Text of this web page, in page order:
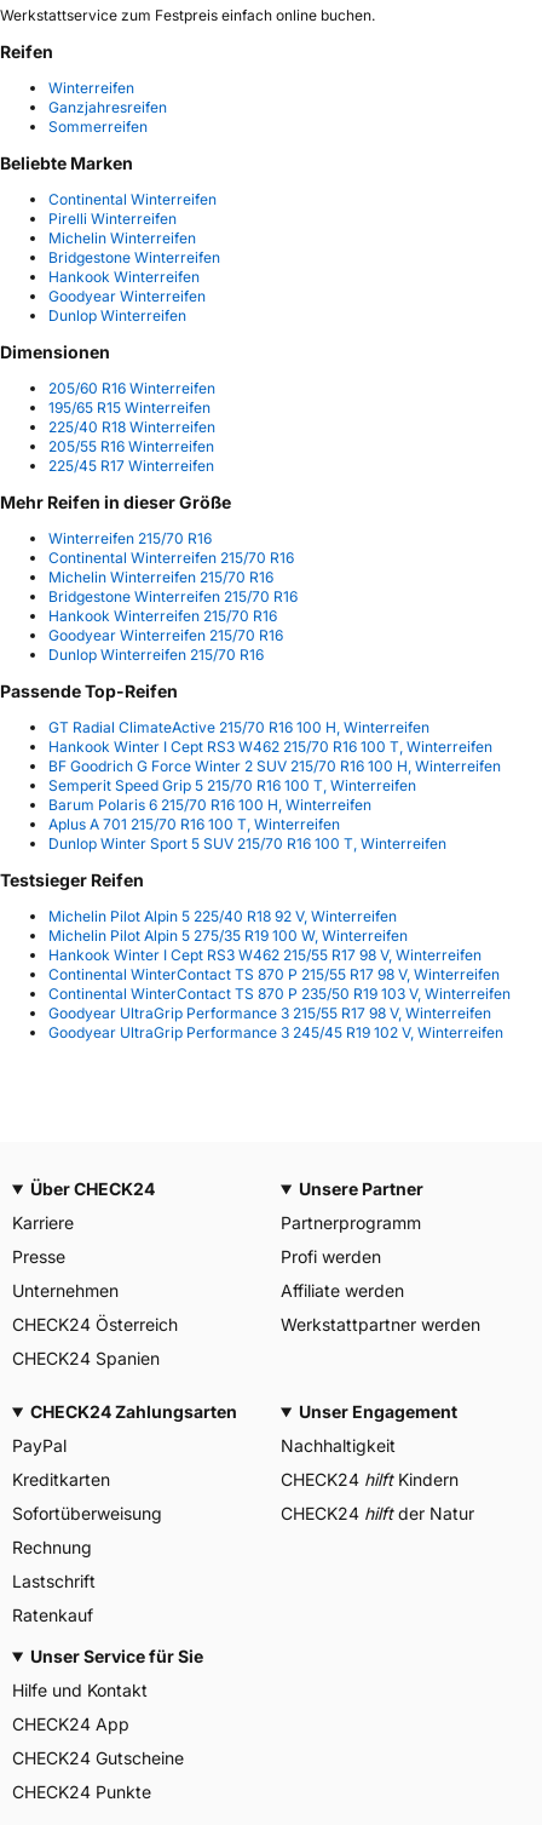
Werkstattservice zum Festpreis einfach online buchen.
Reifen
Winterreifen
Ganzjahresreifen
Sommerreifen
Beliebte Marken
Continental Winterreifen
Pirelli Winterreifen
Michelin Winterreifen
Bridgestone Winterreifen
Hankook Winterreifen
Goodyear Winterreifen
Dunlop Winterreifen
Dimensionen
205/60 R16 Winterreifen
195/65 R15 Winterreifen
225/40 R18 Winterreifen
205/55 R16 Winterreifen
225/45 R17 Winterreifen
Mehr Reifen in dieser Größe
Winterreifen 215/70 R16
Continental Winterreifen 215/70 R16
Michelin Winterreifen 215/70 R16
Bridgestone Winterreifen 215/70 R16
Hankook Winterreifen 215/70 R16
Goodyear Winterreifen 215/70 R16
Dunlop Winterreifen 215/70 R16
Passende Top-Reifen
GT Radial ClimateActive 215/70 R16 100 H, Winterreifen
Hankook Winter I Cept RS3 W462 215/70 R16 100 T, Winterreifen
BF Goodrich G Force Winter 2 SUV 215/70 R16 100 H, Winterreifen
Semperit Speed Grip 5 215/70 R16 100 T, Winterreifen
Barum Polaris 6 215/70 R16 100 H, Winterreifen
Aplus A 701 215/70 R16 100 T, Winterreifen
Dunlop Winter Sport 5 SUV 215/70 R16 100 T, Winterreifen
Testsieger Reifen
Michelin Pilot Alpin 5 225/40 R18 92 V, Winterreifen
Michelin Pilot Alpin 5 275/35 R19 100 W, Winterreifen
Hankook Winter I Cept RS3 W462 215/55 R17 98 V, Winterreifen
Continental WinterContact TS 870 P 215/55 R17 98 V, Winterreifen
Continental WinterContact TS 870 P 235/50 R19 103 V, Winterreifen
Goodyear UltraGrip Performance 3 215/55 R17 98 V, Winterreifen
Goodyear UltraGrip Performance 3 245/45 R19 102 V, Winterreifen
Über CHECK24
Karriere
Presse
Unternehmen
CHECK24 Österreich
CHECK24 Spanien
Unsere Partner
Partnerprogramm
Profi werden
Affiliate werden
Werkstattpartner werden
CHECK24 Zahlungsarten
PayPal
Kreditkarten
Sofortüberweisung
Rechnung
Lastschrift
Ratenkauf
Unser Engagement
Nachhaltigkeit
CHECK24 hilftKindern
CHECK24 hilftder Natur
Unser Service für Sie
Hilfe und Kontakt
CHECK24 App
CHECK24 Gutscheine
CHECK24 Punkte